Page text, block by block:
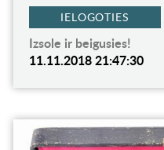
IELOGOTIES
Izsole ir beigusies!
11.11.2018 21:47:30